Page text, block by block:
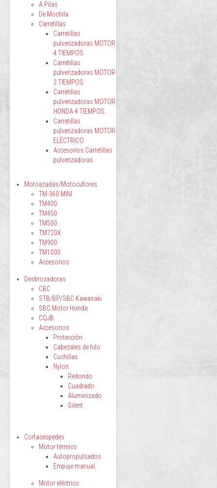
A Pilas
De Mochila
Carretillas
Carretillas
pulverizadoras MOTOR
4 TIEMPOS
Carretillas
pulverizadoras MOTOR
2 TIEMPOS
Carretillas
pulverizadoras MOTOR
HONDA 4 TIEMPOS
Carretillas
pulverizadoras MOTOR
ELÉCTRICO
Accesorios Carretillas
pulverizadoras
Motoazadas/Motocultores
TM-360 MINI
TM400
TM450
TM500
TM720X
TM900
TM1000
Accesorios
Desbrozadoras
CBC
STB/BP/SBC Kawasaki
SBC Motor Honda
CQJB
Accesorios
Protección
Cabezales de hilo
Cuchillas
Nylon
Redondo
Cuadrado
Aluminizado
Silent
Cortacespedes
Motor térmico
Autopropulsados
Empuje manual
Motor eléctrico